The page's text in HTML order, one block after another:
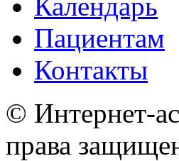
Пациентам
Контакты
© Интернет-
права